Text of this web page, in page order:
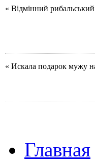
« Відмінний
« Искала подарок мужу
Главная